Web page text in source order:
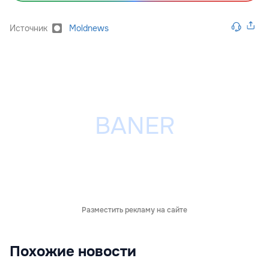
Источник Moldnews
Разместить рекламу на сайте
Похожие новости